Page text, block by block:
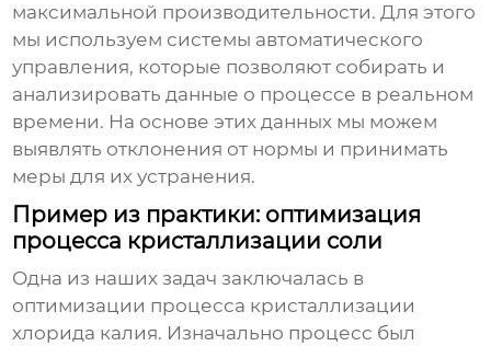
максимальной производительности. Для этого
мы используем системы автоматического
управления, которые позволяют собирать и
анализировать данные о процессе в реальном
времени. На основе этих данных мы можем
выявлять отклонения от нормы и принимать
меры для их устранения.
Пример из практики: оптимизация
процесса кристаллизации соли
Одна из наших задач заключалась в
оптимизации процесса кристаллизации
хлорида калия. Изначально процесс был